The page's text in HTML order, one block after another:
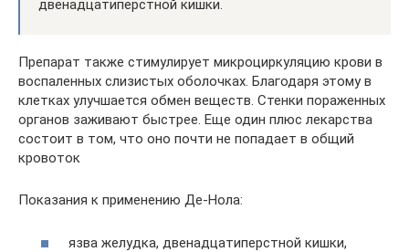
двенадцатиперстной кишки.
Препарат также стимулирует микроциркуляцию крови в
воспаленных слизистых оболочках. Благодаря этому в
клетках улучшается обмен веществ. Стенки пораженных
органов заживают быстрее. Еще один плюс лекарства
состоит в том, что оно почти не попадает в общий
кровоток
Показания к применению Де-Нола:
язва желудка, двенадцатиперстной кишки,